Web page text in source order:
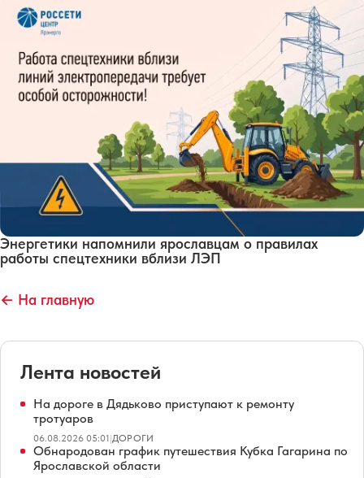
Энергетики напомнили ярославцам о правилах
работы спецтехники вблизи ЛЭП
← На главную
Лента новостей
На дороге в Дядьково приступают к ремонту
тротуаров
06.08.2026 05:01|ДОРОГИ
Обнародован график путешествия Кубка Гагарина по
Ярославской области